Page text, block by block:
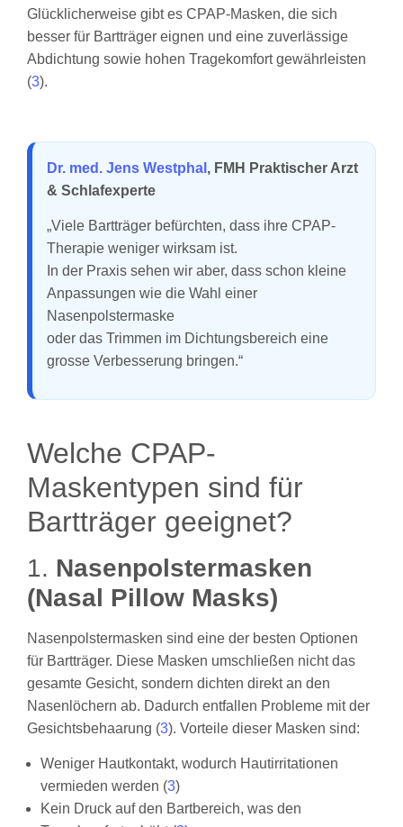
Glücklicherweise gibt es CPAP-Masken, die sich
besser für Bartträger eignen und eine zuverlässige
Abdichtung sowie hohen Tragekomfort gewährleisten
(3).
Dr. med. Jens Westphal , FMH Praktischer Arzt
& Schlafexperte
„Viele Bartträger befürchten, dass ihre CPAP-
Therapie weniger wirksam ist.
In der Praxis sehen wir aber, dass schon kleine
Anpassungen wie die Wahl einer
Nasenpolstermaske
oder das Trimmen im Dichtungsbereich eine
grosse Verbesserung bringen.“
Welche CPAP-
Maskentypen sind für
Bartträger geeignet?
1. Nasenpolstermasken
(Nasal Pillow Masks)
Nasenpolstermasken sind eine der besten Optionen
für Bartträger. Diese Masken umschließen nicht das
gesamte Gesicht, sondern dichten direkt an den
Nasenlöchern ab. Dadurch entfallen Probleme mit der
Gesichtsbehaarung (3). Vorteile dieser Masken sind:
Weniger Hautkontakt, wodurch Hautirritationen
vermieden werden (3)
Kein Druck auf den Bartbereich, was den